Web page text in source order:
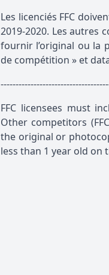
Les licenciés FFC
2019-2020. Les autres
fournir l’original ou la
de compétition » et
FFC licensees must
Other competitors
the original or
less than 1 year old on